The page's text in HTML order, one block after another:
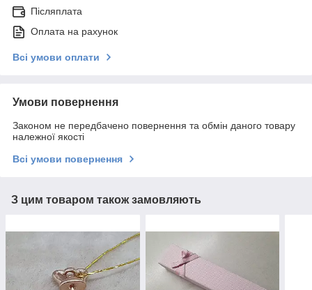
Післяплата
Оплата на рахунок
Всі умови оплати
Умови повернення
Законом не передбачено повернення та обмін даного товару
належної якості
Всі умови повернення
З цим товаром також замовляють